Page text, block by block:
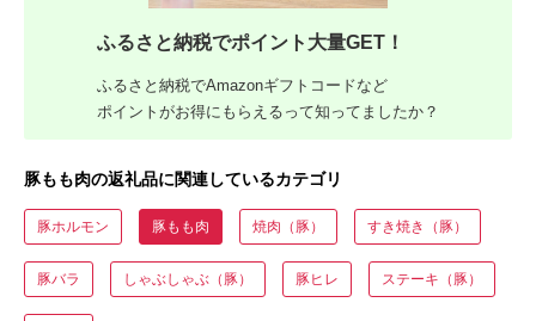
ふるさと納税でポイント大量GET！
ふるさと納税でAmazonギフトコードなど
ポイントがお得にもらえるって知ってましたか？
豚もも肉の返礼品に関連しているカテゴリ
豚ホルモン 豚もも肉 焼肉（豚） すき焼き（豚）
豚バラ しゃぶしゃぶ（豚） 豚ヒレ ステーキ（豚）